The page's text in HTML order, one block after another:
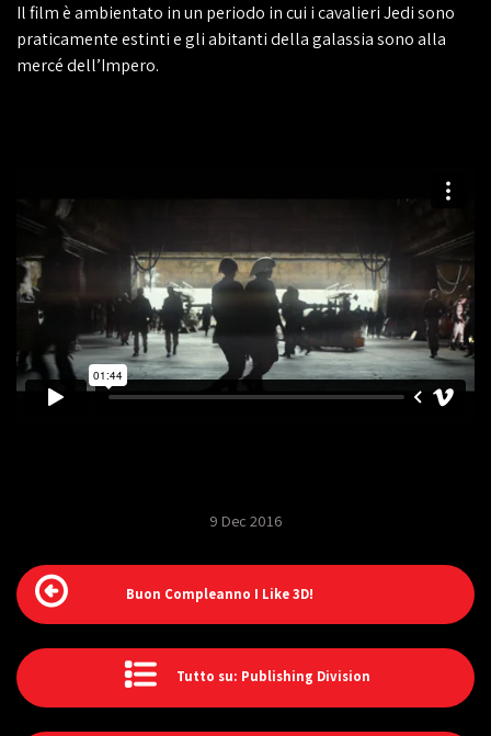
Il film è ambientato in un periodo in cui i cavalieri Jedi sono
praticamente estinti e gli abitanti della galassia sono alla
mercé dell’Impero.
9 Dec 2016
Buon Compleanno I Like 3D!
Tutto su: Publishing Division